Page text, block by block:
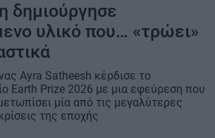
δημιούργησε
υλικό που… «τρώει»
Ayra Satheesh κέρδισε το
Earth Prize 2026 με μια εφεύρεση που
μία από τις μεγαλύτερες
της εποχής